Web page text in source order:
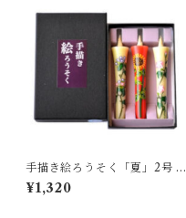
手描き絵ろうそく「夏」2号 ｜
高澤ろうそく店
¥1,320